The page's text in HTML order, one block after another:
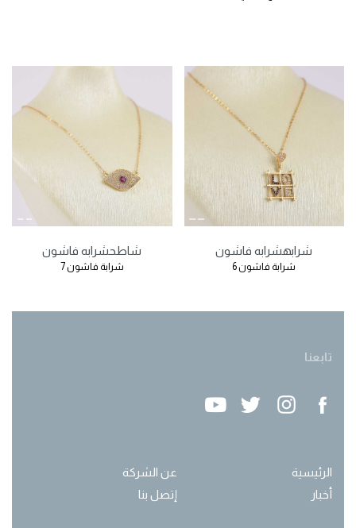
شرابهشرابه فاشون
شرابة فاشون 6
شاطحشرابه فاشون
شرابة فاشون 7
تابعنا
الرئيسية
عن الشركة
أخبار
إتصل بنا